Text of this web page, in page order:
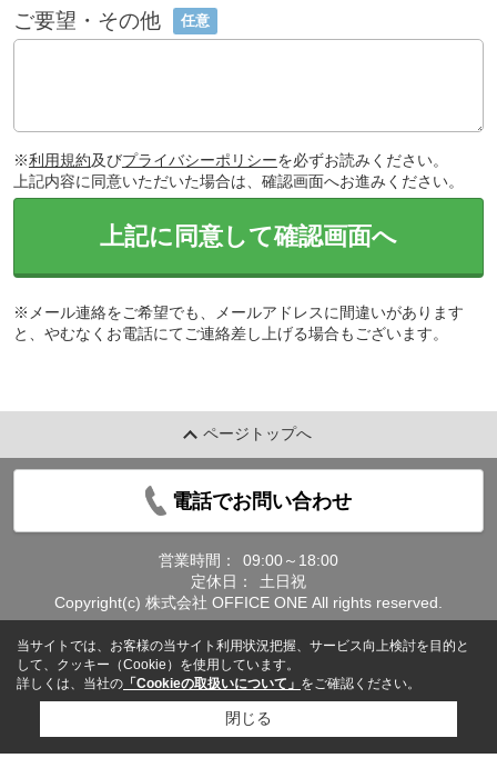
ご要望・その他 任意
※利用規約及びプライバシーポリシーを必ずお読みください。
上記内容に同意いただいた場合は、確認画面へお進みください。
上記に同意して確認画面へ
※メール連絡をご希望でも、メールアドレスに間違いがあります
と、やむなくお電話にてご連絡差し上げる場合もございます。
ページトップへ
電話でお問い合わせ
営業時間：
09:00～18:00
定休日：
土日祝
Copyright(c) 株式会社 OFFICE ONE All rights reserved.
当サイトでは、お客様の当サイト利用状況把握、サービス向上検討を目的と
して、クッキー（Cookie）を使用しています。
詳しくは、当社の 「Cookieの取扱いについて」 をご確認ください。
閉じる